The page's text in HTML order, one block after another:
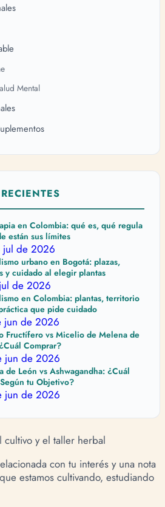
Mental
en Colombia: qué es, qué regula
están sus límites
jul de 2026
urbano en Bogotá: plazas,
y cuidado al elegir plantas
de 2026
en Colombia: plantas, territorio
que pide cuidado
jun de 2026
Fructífero vs Micelio de Melena de
Comprar?
jun de 2026
de León vs Ashwagandha: ¿Cuál
tu Objetivo?
jun de 2026
cultivo y el taller herbal
con tu interés y una nota
estamos cultivando, estudiando